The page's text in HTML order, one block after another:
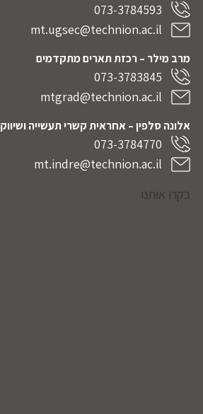
073-3784593
mt.ugsec@technion.ac.il
מרב מילר – רכזת תארים מתקדמים
073-3783845
mtgrad@technion.ac.il
אלונה סלפין – אחראית קשרי תעשייה ושיווק
073-3784770
mt.indre@technion.ac.il
בקרו אותנו